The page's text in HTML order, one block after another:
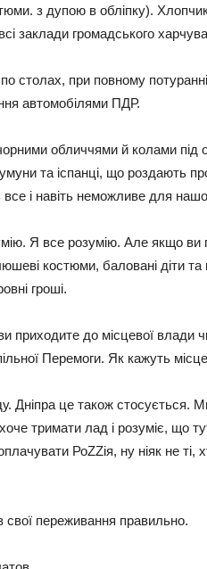
з дупою в обліпку).
заклади громадського
по столах, при повному
автомобілями ПДР.
чорними обличчями й колами
та іспанці, що роздають
все і навіть неможливе для
Я все розумію. Але якщо ви
костюми, баловані діти та
гроші.
приходите до місцевої влади
Перемоги. Як кажуть
Дніпра це також стосується.
тримати лад і розуміє, що
РоZZія, ну ніяк не ті,
переживання правильно.